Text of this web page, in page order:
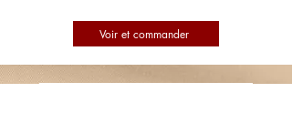
Voir et commander